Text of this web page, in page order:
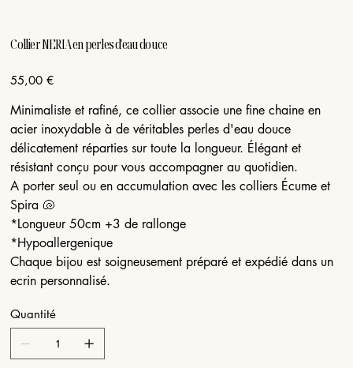
Collier NERIA en perles d'eau douce
Prix
55,00 €
Minimaliste et rafiné, ce collier associe une fine chaine en
acier inoxydable à de véritables perles d'eau douce
délicatement réparties sur toute la longueur. Élégant et
résistant conçu pour vous accompagner au quotidien.
A porter seul ou en accumulation avec les colliers Écume et
Spira 🐚
*Longueur 50cm +3 de rallonge
*Hypoallergenique
Chaque bijou est soigneusement préparé et expédié dans un
ecrin personnalisé.
Quantité